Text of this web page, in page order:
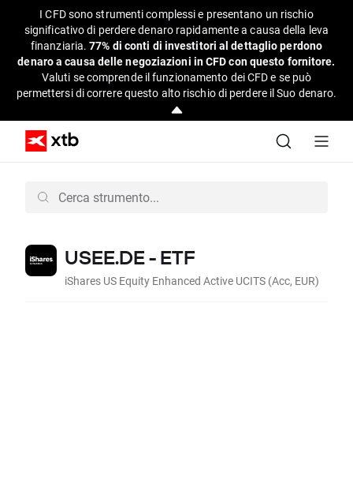
I CFD sono strumenti complessi e presentano un rischio
significativo di perdere denaro rapidamente a causa della leva
finanziaria.77% di conti di investitori al dettaglio perdono
denaro a causa delle negoziazioni in CFD con questo fornitore.
Valuti se comprende il funzionamento dei CFD e se può
permettersi di correre questo alto rischio di perdere il Suo denaro.
USEE.DE - ETF
iShares US Equity Enhanced Active UCITS (Acc, EUR)